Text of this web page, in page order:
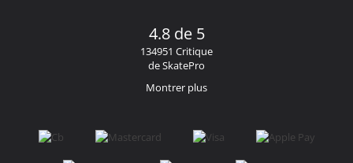
4.8 de 5
134951 Critique
de SkatePro
Montrer plus